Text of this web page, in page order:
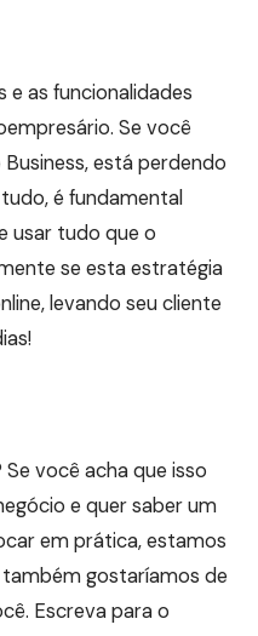
e as funcionalidades
Se você
está perdendo
é fundamental
usar tudo que o
se esta estratégia
levando seu cliente
você acha que isso
e quer saber um
em prática, estamos
gostaríamos de
Escreva para o